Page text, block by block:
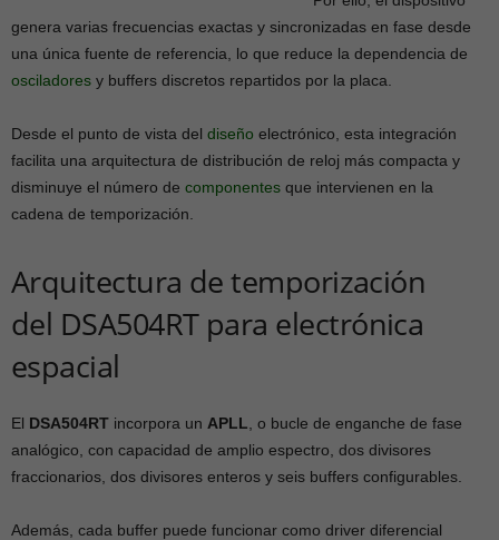
genera varias frecuencias exactas y sincronizadas en fase desde
una única fuente de referencia, lo que reduce la dependencia de
osciladores y buffers discretos repartidos por la placa.
Desde el punto de vista del diseño electrónico, esta integración
facilita una arquitectura de distribución de reloj más compacta y
disminuye el número de componentes que intervienen en la
cadena de temporización.
Arquitectura de temporización
del DSA504RT para electrónica
espacial
El DSA504RT incorpora un APLL , o bucle de enganche de fase
analógico, con capacidad de amplio espectro, dos divisores
fraccionarios, dos divisores enteros y seis buffers configurables.
Además, cada buffer puede funcionar como driver diferencial